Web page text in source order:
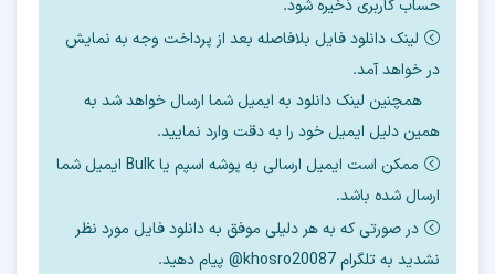
بسته به باینری و منطقه
آنلاین frp متفاوت میباشد.
تا باینریU9با سرور ارزان قیمت قابل انجام است.
برای استعلام قیمت، باینری وSNگوشی را به
صورت تایپی برای تلگرام پشتیبانی بفرستید.
خرید کنید.
حساب کاربری ذخیره شود.
لینک دانلود فایل بلافاصله بعد از پرداخت وجه به نمایش
در خواهد آمد.
همچنین لینک دانلود به ایمیل شما ارسال خواهد شد به
همین دلیل ایمیل خود را به دقت وارد نمایید.
ممکن است ایمیل ارسالی به پوشه اسپم یا Bulk ایمیل شما
ارسال شده باشد.
در صورتی که به هر دلیلی موفق به دانلود فایل مورد نظر
نشدید به تلگرام khosro20087@ پیام دهید.